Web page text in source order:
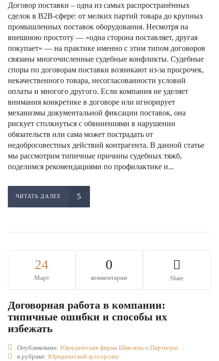
Договор поставки – одна из самых распространённых
сделок в B2B-сфере: от мелких партий товара до крупных
промышленных поставок оборудования. Несмотря на
внешнюю простоту — «одна сторона поставляет, другая
покупает» — на практике именно с этим типом договоров
связаны многочисленные судебные конфликты. Судебные
споры по договорам поставки возникают из-за просрочек,
некачественного товара, несогласованности условий
оплаты и многого другого. Если компания не уделяет
внимания конкретике в договоре или игнорирует
механизмы документальной фиксации поставок, она
рискует столкнуться с обвинениями в нарушении
обязательств или сама может пострадать от
недобросовестных действий контрагента. В данной статье
мы рассмотрим типичные причины судебных тяжб,
поделимся рекомендациями по профилактике и...
ЧИТАТЬ ДАЛЕЕ
24
Март
0
комментарии Share
Договорная работа в компании:
типичные ошибки и способы их
избежать
Опубликовано: Юридическая фирма Шмелева и Партнеры
в рубрике: Юридический аутсорсинг